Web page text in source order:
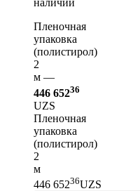
наличии
Пленочная
упаковка
(полистирол)
2
м —
446 65236
UZS
Пленочная
упаковка
(полистирол)
2
м
446 65236UZS